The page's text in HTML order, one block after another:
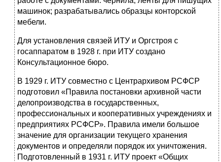
машинок; разрабатывались образцы конторской
мебели.
Для установления связей ИТУ и Оргстроя с
госаппаратом в 1928 г. при ИТУ создано
Консультационное бюро.
В 1929 г. ИТУ совместно с Центрархивом РСФСР
подготовил «Правила постановки архивной части
делопроизводства в госу­дарственных,
профессиональных и кооперативных учреждениях и
предприятиях РСФСР». Правила имели большое
значение для организации текущего хранения
документов и определяли поря­док их уничтожения.
Подготовленный в 1931 г. ИТУ проект «Общих